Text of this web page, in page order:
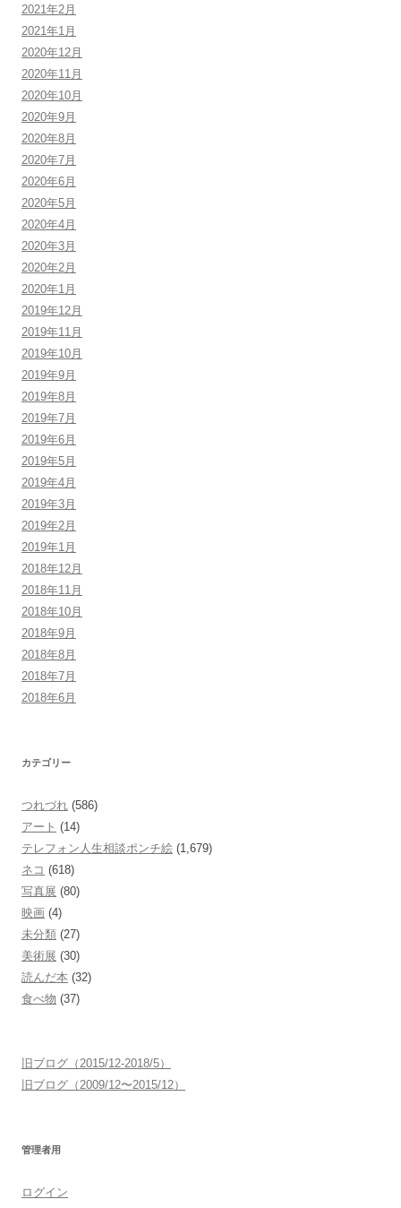
2021年2月
2021年1月
2020年12月
2020年11月
2020年10月
2020年9月
2020年8月
2020年7月
2020年6月
2020年5月
2020年4月
2020年3月
2020年2月
2020年1月
2019年12月
2019年11月
2019年10月
2019年9月
2019年8月
2019年7月
2019年6月
2019年5月
2019年4月
2019年3月
2019年2月
2019年1月
2018年12月
2018年11月
2018年10月
2018年9月
2018年8月
2018年7月
2018年6月
カテゴリー
つれづれ (586)
アート (14)
テレフォン人生相談ポンチ絵 (1,679)
ネコ (618)
写真展 (80)
映画 (4)
未分類 (27)
美術展 (30)
読んだ本 (32)
食べ物 (37)
旧ブログ（2015/12-2018/5）
旧ブログ（2009/12〜2015/12）
管理者用
ログイン